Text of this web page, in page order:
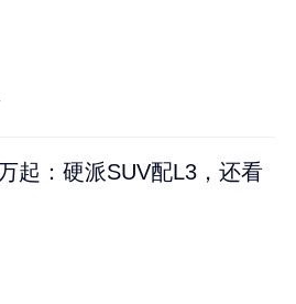
起：硬派SUV配L3，还看